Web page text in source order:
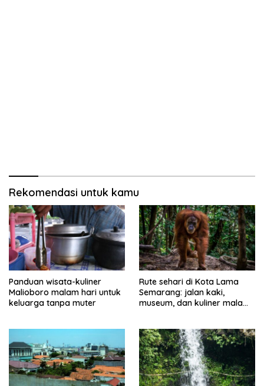
Rekomendasi untuk kamu
Panduan wisata-kuliner
Malioboro malam hari untuk
keluarga tanpa muter
Rute sehari di Kota Lama
Semarang: jalan kaki,
museum, dan kuliner malam